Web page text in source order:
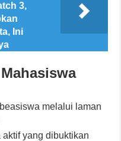
3,
Ini
melalui laman
yang dibuktikan